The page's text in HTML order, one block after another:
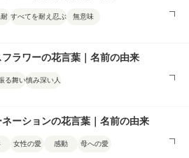
すべてを耐え忍ぶ 無意味
ラワーの花言葉｜名前の由来
る舞い慎み深い人
ネーションの花言葉｜名前の由来
女性の愛 感動 母への愛